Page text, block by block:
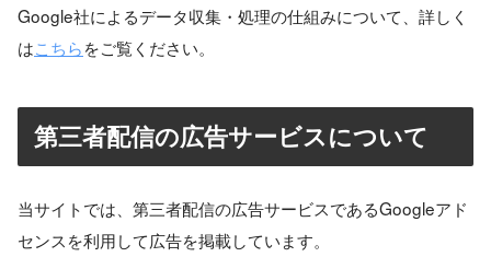
Google社によるデータ収集・処理の仕組みについて、詳しく
はこちらをご覧ください。
第三者配信の広告サービスについて
当サイトでは、第三者配信の広告サービスであるGoogleアド
センスを利用して広告を掲載しています。